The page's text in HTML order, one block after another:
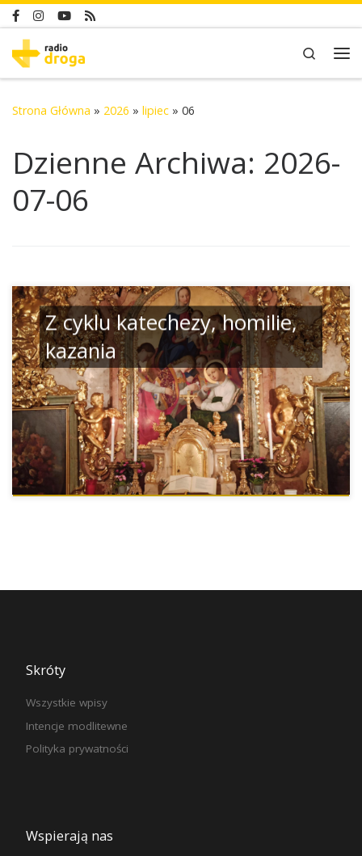
Skip to content
Search
Strona Główna » 2026 » lipiec » 06
Dzienne Archiwa: 2026-
07-06
Z cyklu katechezy, homilie,
kazania
Skróty
Wszystkie wpisy
Intencje modlitewne
Polityka prywatności
Wspierają nas